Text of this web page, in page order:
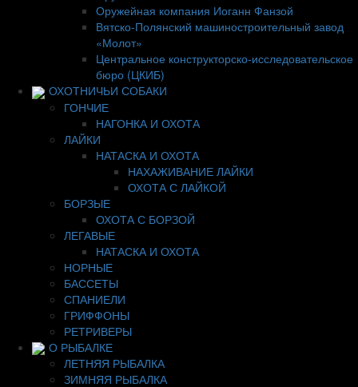
Оружейная компания Иоганн Фанзой
Вятско-Полянский машиностроительный завод
«Молот»
Центральное конструкторско-исследовательское
бюро (ЦКИБ)
ОХОТНИЧЬИ СОБАКИ
ГОНЧИЕ
НАГОНКА И ОХОТА
ЛАЙКИ
НАТАСКА И ОХОТА
НАХАЖИВАНИЕ ЛАЙКИ
ОХОТА С ЛАЙКОЙ
БОРЗЫЕ
ОХОТА С БОРЗОЙ
ЛЕГАВЫЕ
НАТАСКА И ОХОТА
НОРНЫЕ
БАССЕТЫ
СПАНИЕЛИ
ГРИФФОНЫ
РЕТРИВЕРЫ
О РЫБАЛКЕ
ЛЕТНЯЯ РЫБАЛКА
ЗИМНЯЯ РЫБАЛКА